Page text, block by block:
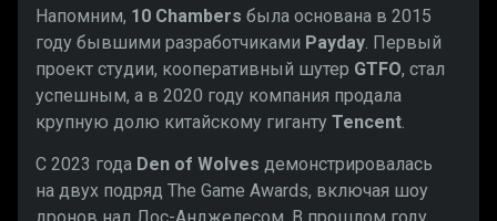
Напомним, 10 Chambers была основана в 2015
году бывшими разработчиками Payday . Первый
проект студии, кооперативный шутер GTFO, стал
успешным, а в 2020 году компания продала
крупную долю китайскому гиганту Tencent
С 2023 года Den of Wolves демонстрировалась
на двух подряд The Game Awards, включая шоу